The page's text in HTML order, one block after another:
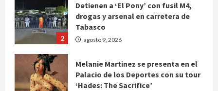
2
Detienen a ‘El Pony’ con fusil M4,
drogas y arsenal en carretera de
Tabasco
agosto 9, 2026
Melanie Martinez se presenta en el
Palacio de los Deportes con su tour
‘Hades: The Sacrifice’